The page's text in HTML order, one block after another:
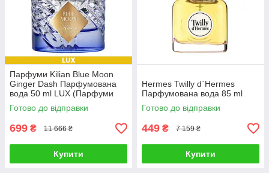
Парфуми Kilian Blue Moon
Ginger Dash Парфумована
вода 50 ml LUX (Парфуми
Кіліан Блю Мун Джинджер
Даш Жіночі)
Готово до відправки
699 ₴ 11 666 ₴
Купити
Hermes Twilly d`Hermes
Парфумована вода 85 ml
Готово до відправки
449 ₴ 7 159 ₴
Купити